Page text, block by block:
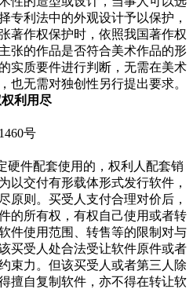
专利法中的外观设计予以保护，
著作权保护时，依照我国著作权
张的作品是否符合美术作品的形
实质要件进行判断，无需在美术
也无需对独创性另行提出要求。
利用尽
号
件配套使用的，权利人配套销
以交付有形载体形式发行软件，
原则。买受人支付合理对价后，
的所有权，有权自己使用或者转
件使用范围、转售等的限制对与
买受人处合法受让软件原件或者
束力。但该买受人或者第三人除
擅自复制软件，亦不得在转让软